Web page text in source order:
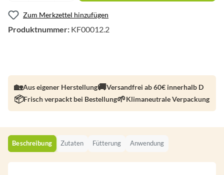
Zum Merkzettel hinzufügen
Produktnummer: KF00012.2
Aus eigener Herstellung
Versandfrei ab 60€ innerhalb D
Frisch verpackt bei Bestellung
Klimaneutrale Verpackung
Beschreibung Zutaten Fütterung Anwendung